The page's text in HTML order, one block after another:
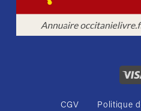
CGV Politique